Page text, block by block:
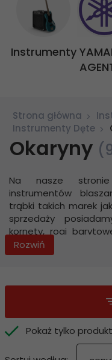
Instrumenty
Strona główna
Instrumenty Dęte
Okaryny
Na nasze
instrumentów
trąbki takich marek
sprzedaży
kornety, rogi
dla muzyków
rozpoczynających
akcesoriów,
instrumentów
mnogość
miłośnik muzyki
Rozwiń
Pokaż tylko
sort